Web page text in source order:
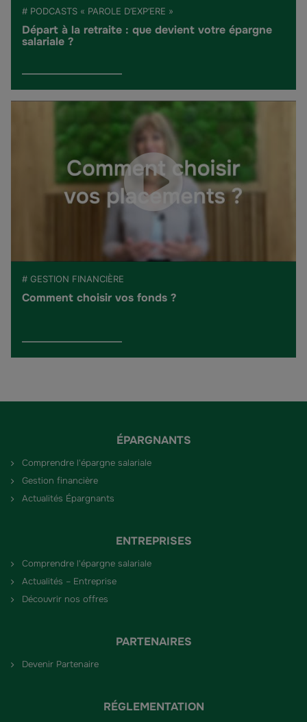
# PODCASTS « PAROLE D’EXP’ERE »
Départ à la retraite : que devient votre épargne
salariale ?
# GESTION FINANCIÈRE
Comment choisir vos fonds ?
ÉPARGNANTS
Comprendre l'épargne salariale
Gestion financière
Actualités Épargnants
ENTREPRISES
Comprendre l'épargne salariale
Actualités – Entreprise
Découvrir nos offres
PARTENAIRES
Devenir Partenaire
RÉGLEMENTATION